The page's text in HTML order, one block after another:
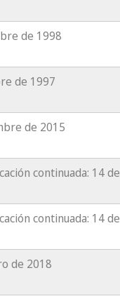
de 1998
de 1997
de 2015
continuada: 14 de
continuada: 14 de
de 2018